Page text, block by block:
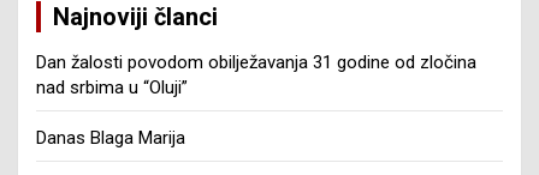
Najnoviji članci
Dan žalosti povodom obilježavanja 31 godine od zločina
nad srbima u “Oluji”
Danas Blaga Marija